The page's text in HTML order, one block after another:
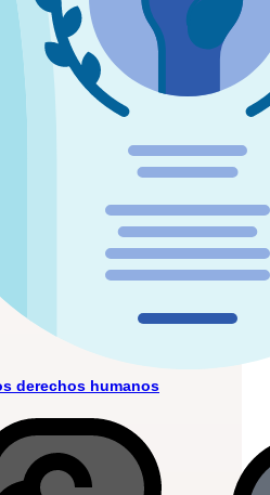
derechos humanos